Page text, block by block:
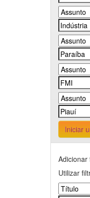
Iniciar
Adicionar
Utilizar